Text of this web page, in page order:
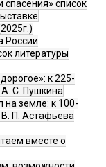
список
России
литературы
к 225-
С. Пушкина
на земле: к 100-
П. Астафьева
вместе о